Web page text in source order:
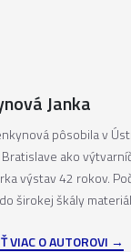
Janka
pôsobila v
ako
výstav 42 rokov.
širokej škály
VIAC O AUTOROVI